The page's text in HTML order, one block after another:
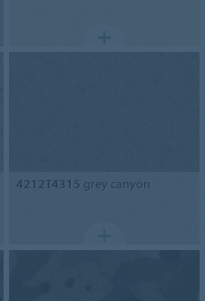
4212T4315 grey canyon